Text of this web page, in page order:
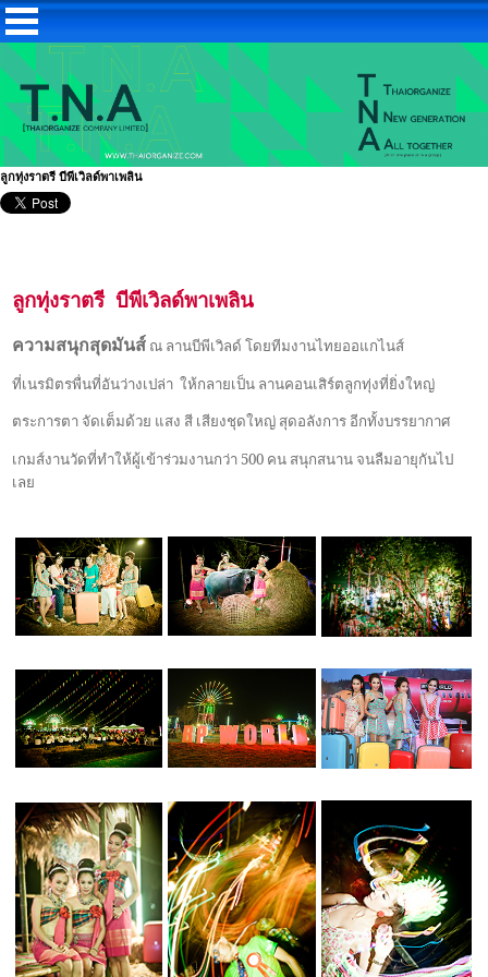
ลูกทุ่งราตรี บีพีเวิลด์พาเพลิน
ลูกทุ่งราตรี บีพีเวิลด์พาเพลิน
ความสนุกสุดมันส์ ณ ลานบีพีเวิลด์ โดยทีมงานไทยออแกไนส์
ที่เนรมิตรพื่นที่อันว่างเปล่า ให้กลายเป็น ลานคอนเสิร์ตลูกทุ่งที่ยิ่งใหญ่
ตระการตา จัดเต็มด้วย แสง สี เสียงชุดใหญ่ สุดอลังการ อีกทั้งบรรยากาศ
เกมส์งานวัดที่ทำให้ผู้เข้าร่วมงานกว่า500 คน สนุกสนาน จนลืมอายุกันไป
เลย